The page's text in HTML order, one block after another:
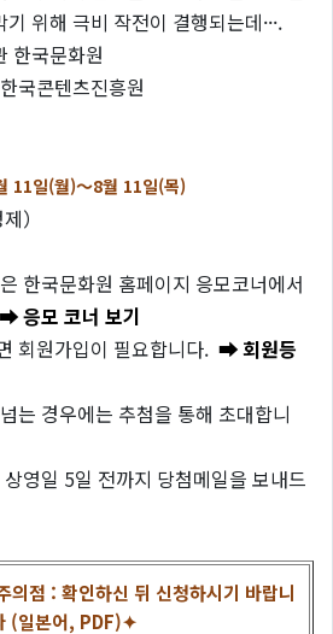
위해 극비 작전이 결행되는데···.
한국문화원
국콘텐츠진흥원
11일(월)～8월 11일(목)
）
한국문화원 홈페이지 응모코너에서
➡ 응모 코너 보기
회원가입이 필요합니다. ➡ 회원등
는 경우에는 추첨을 통해 초대합니
영일 5일 전까지 당첨메일을 보내드
의점 : 확인하신 뒤 신청하시기 바랍니
(일본어, PDF)✦